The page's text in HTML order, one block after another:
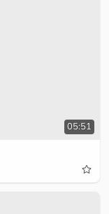
05:51